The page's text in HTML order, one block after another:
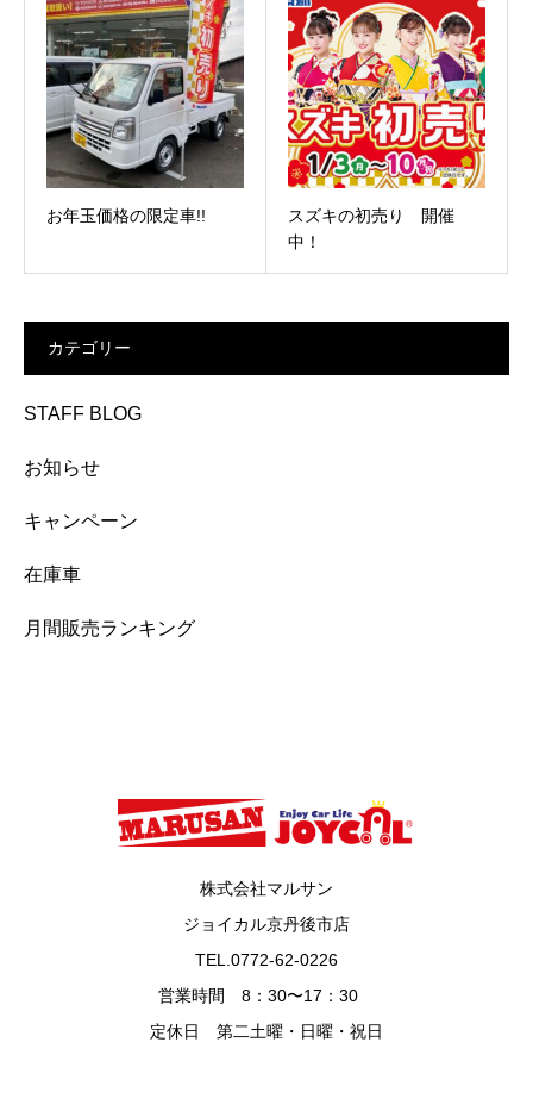
お年玉価格の限定車!!
スズキの初売り 開催
中！
カテゴリー
STAFF BLOG
お知らせ
キャンペーン
在庫車
月間販売ランキング
株式会社マルサン
ジョイカル京丹後市店
TEL. 0772-62-0226
営業時間 8：30〜17：30
定休日 第二土曜・日曜・祝日